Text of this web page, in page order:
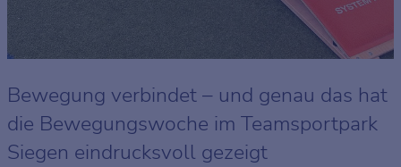
Bewegung verbindet – und genau das hat
die Bewegungswoche im Teamsportpark
Siegen eindrucksvoll gezeigt